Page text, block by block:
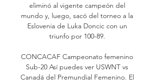
eliminó al vigente campeón del
mundo y, luego, sacó del torneo a la
Eslovenia de Luka Doncic con un
triunfo por 100-89.
CONCACAF Campeonato femenino
Sub-20 Así puedes ver USWNT vs
Canadá del Premundial Femenino. El